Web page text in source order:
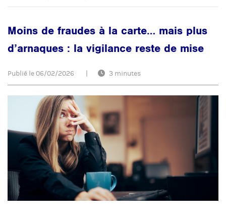
Moins de fraudes à la carte… mais plus
d’arnaques : la vigilance reste de mise
Publié le06/02/2026 | 3 minutes